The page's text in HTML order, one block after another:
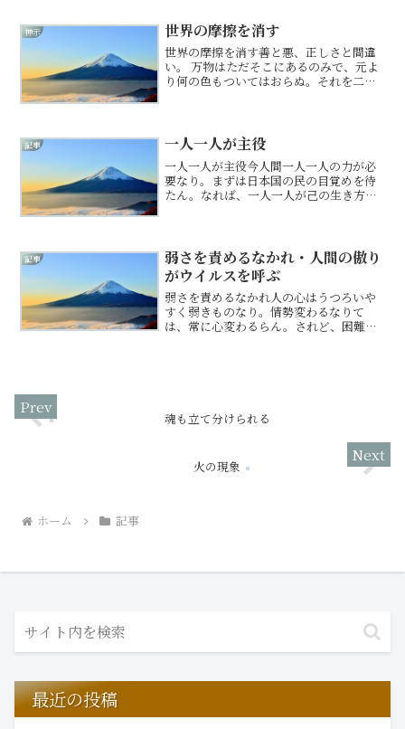
花。秋に咲く草花。冬に咲く草花。それ
ぞれに役割りありて、その時...
神示 世界の摩擦を消す
世界の摩擦を消す善と悪、正しさと間違
い。 万物はただそこにあるのみで、元よ
り何の色もついてはおらぬ。それを二つ
め、争いを繰り返してきた...
記事 一人一人が主役
一人一人が主役今人間一人一人の力が必
要なり。まずは日本国の民の目覚めを待
たん。なれば、一人一人が己の生き方を
よ勇気をもてよ。この世界...
記事
弱さを責めるなかれ・人間の傲り
がウイルスを呼ぶ
弱さを責めるなかれ人の心はうつろいや
すく弱きものなり。情勢変わるなりて
は、常に心変わるらん。されど、困難苦
魂も立て分けられる
火の現象
ホーム 記事
最近の投稿